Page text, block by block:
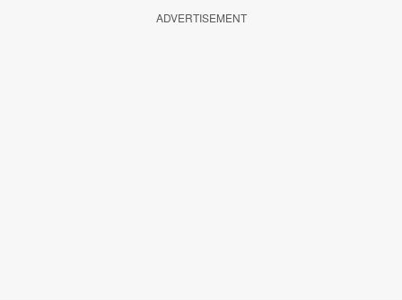
ADVERTISEMENT